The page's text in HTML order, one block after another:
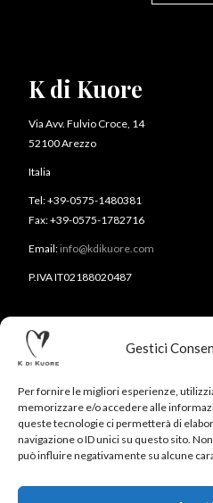
Gestici
Per fornire le migliori esperienze,
memorizzare e/o accedere alle
queste tecnologie ci permetterà di
navigazione o ID unici su questo sito.
può influire negativamente su alcune
K di Kuore
Via Avv. Fulvio Croce, 14
52100 Arezzo
Italia
Tel: +39-0575-1480381
Fax: +39-0575-1782716
Email: info@kdikuore.com
P.IVA IT02188020487
CONTATTI NEWSLETTER
COOKIE POLICY